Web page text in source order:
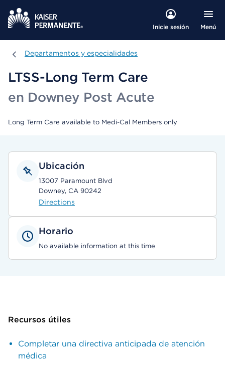
Inicie sesión Menú
Departamentos y especialidades
Departamentos y especialidades
LTSS-Long Term Care
en Downey Post Acute
Long Term Care available to Medi-Cal Members only
Ubicación
13007 Paramount Blvd
Downey, CA 90242
Directions
Horario
No available information at this time
Recursos útiles
Completar una directiva anticipada de atención
médica